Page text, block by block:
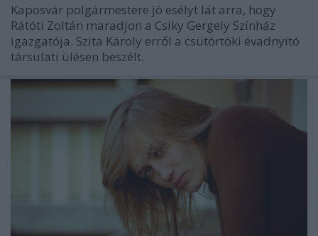
Kaposvár polgármestere jó esélyt lát arra, hogy
Rátóti Zoltán maradjon a Csiky Gergely Színház
igazgatója. Szita Károly erről a csütörtöki évadnyitó
társulati ülésen beszélt.